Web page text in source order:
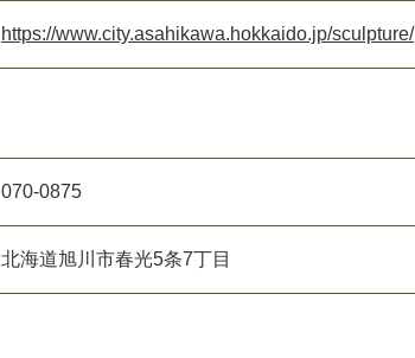
https://www.city.asahikawa.hokkaido.jp/sculpture/
070-0875
北海道旭川市春光5条7丁目